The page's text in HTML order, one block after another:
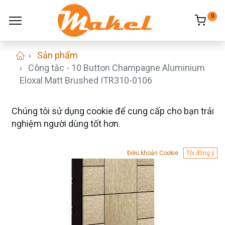
0
Sản phẩm
Công tắc - 10 Button Champagne Aluminium
Eloxal Matt Brushed ITR310-0106
Chúng tôi sử dụng cookie để cung cấp cho bạn trải
nghiệm người dùng tốt hơn.
Điều khoản Cookie Tôi đồng ý